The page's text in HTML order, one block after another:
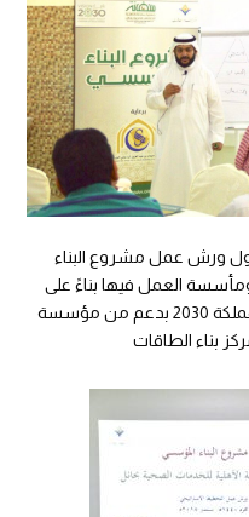
ورش عمل مشروع البناء
العمل فيها بناءً على
برنامج التحول الوطني 2020 ورؤية المملكة 2030 بدعم من مؤسسة
بناء الطاقات